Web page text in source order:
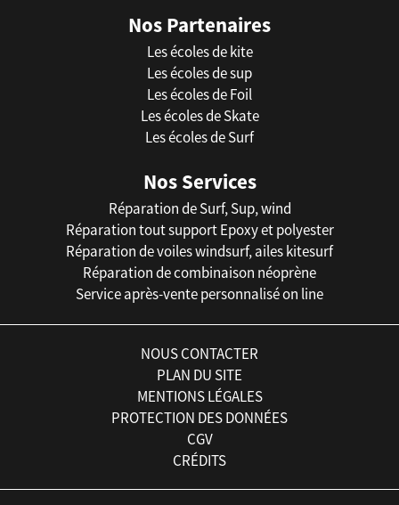
Nos Partenaires
Les écoles de kite
Les écoles de sup
Les écoles de Foil
Les écoles de Skate
Les écoles de Surf
Nos Services
Réparation de Surf, Sup, wind
Réparation tout support Epoxy et polyester
Réparation de voiles windsurf, ailes kitesurf
Réparation de combinaison néoprène
Service après-vente personnalisé on line
NOUS CONTACTER
PLAN DU SITE
MENTIONS LÉGALES
PROTECTION DES DONNÉES
CGV
CRÉDITS